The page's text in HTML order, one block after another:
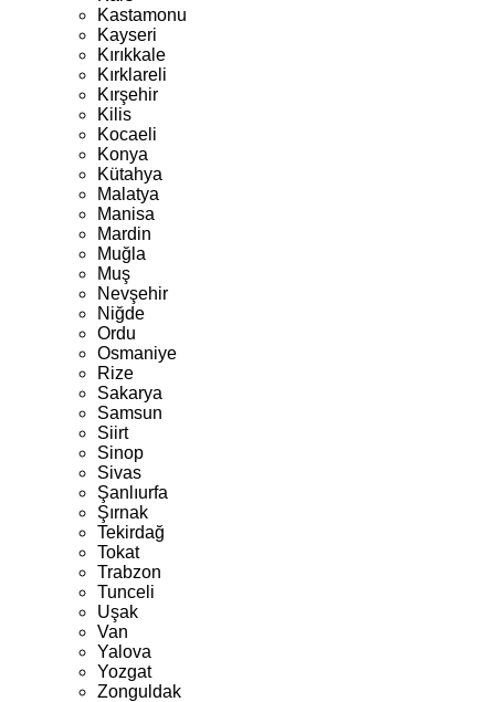
Kastamonu
Kayseri
Kırıkkale
Kırklareli
Kırşehir
Kilis
Kocaeli
Konya
Kütahya
Malatya
Manisa
Mardin
Muğla
Muş
Nevşehir
Niğde
Ordu
Osmaniye
Rize
Sakarya
Samsun
Siirt
Sinop
Sivas
Şanlıurfa
Şırnak
Tekirdağ
Tokat
Trabzon
Tunceli
Uşak
Van
Yalova
Yozgat
Zonguldak